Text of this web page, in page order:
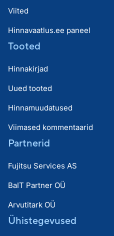
Viited
Hinnavaatlus.ee paneel
Tooted
Hinnakirjad
Uued tooted
Hinnamuudatused
Viimased kommentaarid
Partnerid
Fujitsu Services AS
BaIT Partner OÜ
Arvutitark OÜ
Ühistegevused